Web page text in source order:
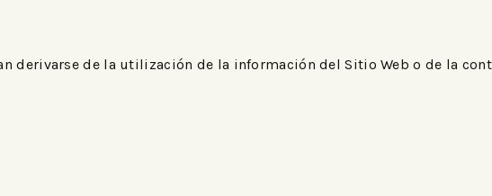
derivarse de la utilización de la información del Sitio Web o de la